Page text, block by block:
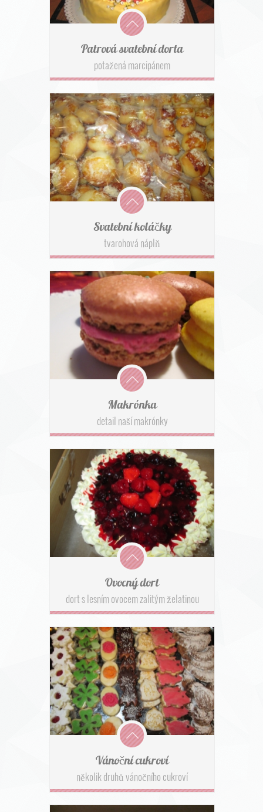
Patrová svatební dorta
potažená marcipánem
Svatební koláčky
tvarohová náplň
Makrónka
detail naší makrónky
Ovocný dort
dort s lesním ovocem zalitým želatinou
Vánoční cukroví
několik druhů vánočního cukroví